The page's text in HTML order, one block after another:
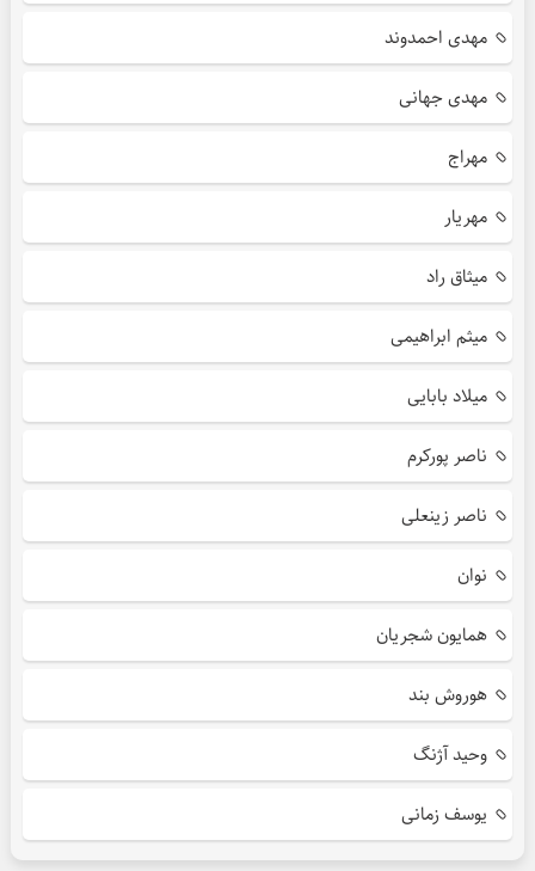
مهدی احمدوند
مهدی جهانی
مهراج
مهریار
میثاق راد
میثم ابراهیمی
میلاد بابایی
ناصر پورکرم
ناصر زینعلی
نوان
همایون شجریان
هوروش بند
وحید آژنگ
یوسف زمانی